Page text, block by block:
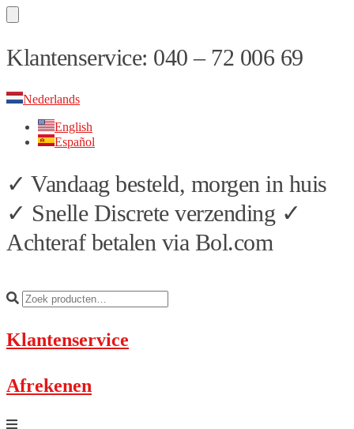
Skip
to
Skip
to
Klantenservice: 040 – 72 006 69
Nederlands
English
Español
✓ Vandaag besteld, morgen in huis
✓ Snelle Discrete verzending ✓
Achteraf betalen via Bol.com
Klantenservice
Afrekenen